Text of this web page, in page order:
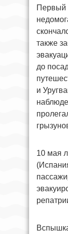
Первый
также
до
и
10 мая